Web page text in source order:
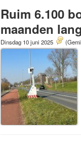
Ruim 6.100
maanden
Dinsdag 10 juni 2025